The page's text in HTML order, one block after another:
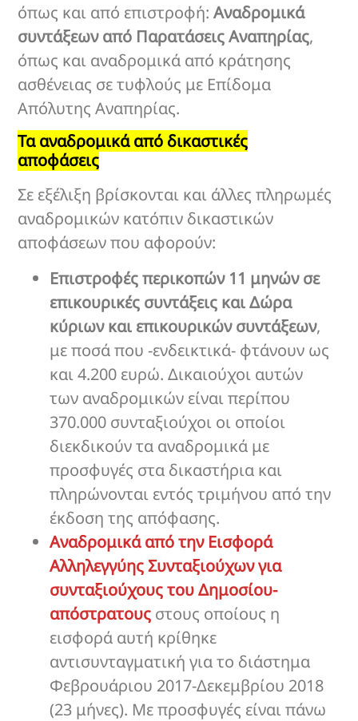
όπως και από επιστροφή:Αναδρομικά
συντάξεων από Παρατάσεις Αναπηρίας,
όπως και αναδρομικά από κράτησης
ασθένειας σε τυφλούς με Επίδομα
Απόλυτης Αναπηρίας.
Τα αναδρομικά από δικαστικές
αποφάσεις
Σε εξέλιξη βρίσκονται και άλλες πληρωμές
αναδρομικών κατόπιν δικαστικών
αποφάσεων που αφορούν:
Επιστροφές περικοπών 11 μηνών σε
επικουρικές συντάξεις και Δώρα
κύριων και επικουρικών συντάξεων,
με ποσά που -ενδεικτικά- φτάνουν ως
και 4.200 ευρώ. Δικαιούχοι αυτών
των αναδρομικών είναι περίπου
370.000 συνταξιούχοι οι οποίοι
διεκδικούν τα αναδρομικά με
προσφυγές στα δικαστήρια και
πληρώνονται εντός τριμήνου από την
έκδοση της απόφασης.
Αναδρομικά από την Εισφορά
Αλληλεγγύης Συνταξιούχων για
συνταξιούχους του Δημοσίου-
απόστρατους στους οποίους η
εισφορά αυτή κρίθηκε
αντισυνταγματική για το διάστημα
Φεβρουάριου 2017-Δεκεμβρίου 2018
(23 μήνες). Με προσφυγές είναι πάνω